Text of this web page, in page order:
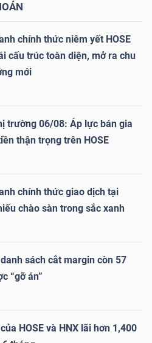
chính thức niêm yết HOSE
cấu trúc toàn diện, mở ra chu
mới
trường 06/08: Áp lực bán gia
thận trọng trên HOSE
chính thức giao dịch tại
chào sàn trong sắc xanh
sách cắt margin còn 57
“gỡ án”
HOSE và HNX lãi hơn 1,400